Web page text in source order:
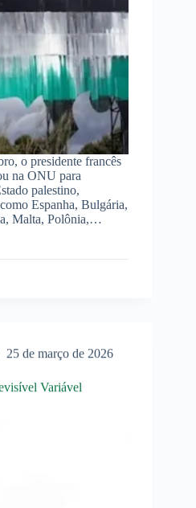
o presidente francês
na ONU para
palestino,
Espanha, Bulgária,
Malta, Polônia,…
25 de março de 2026
Variável